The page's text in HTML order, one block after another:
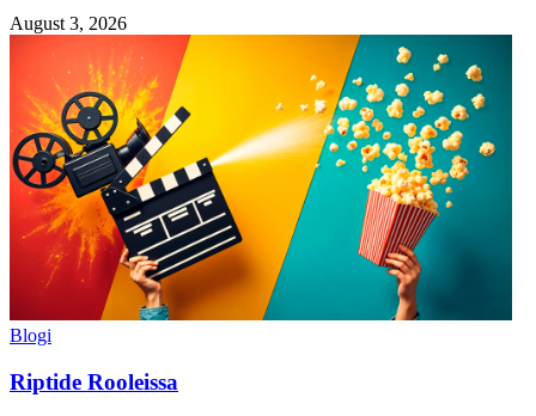
August 3, 2026
Blogi
Riptide Rooleissa